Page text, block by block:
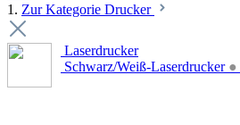
1. Zur Kategorie Drucker
Laserdrucker
Schwarz/Weiß-Laserdrucker ●